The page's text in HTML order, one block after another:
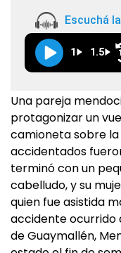
Escuchá
1 1.5
Una pareja
protagonizar un
camioneta sobre la
accidentados
terminó con un
cabelludo, y su
quien fue asistida
accidente ocurrido
de Guaymallén,